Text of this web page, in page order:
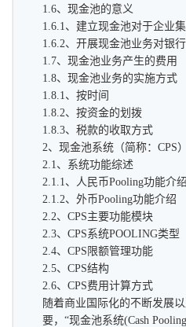
1.6、现金池的意义
1.6.1、建立现金池对于企业
1.6.2、开展现金池业务对银
1.7、现金池业务产生的费用
1.8、现金池业务的实施方式
1.8.1、按时间
1.8.2、按资金的划拨
1.8.3、税款的收取方式
2、现金池系统（简称：CPS
2.1、系统功能综述
2.1.1、人民币Pooling功能介绍
2.1.2、外币Pooling功能介绍
2.2、CPS主要功能模块
2.3、CPS系统POOLING
2.4、CPS限额管理功能
2.5、CPS结构
2.6、CPS费用计算方式
随着商业国际化的不断发展
要，“现金池系统(Cash